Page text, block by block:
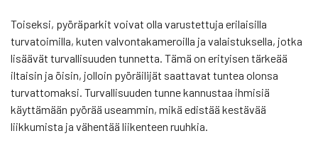
Toiseksi, pyöräparkit voivat olla varustettuja erilaisilla
turvatoimilla, kuten valvontakameroilla ja valaistuksella, jotka
lisäävät turvallisuuden tunnetta. Tämä on erityisen tärkeää
iltaisin ja öisin, jolloin pyöräilijät saattavat tuntea olonsa
turvattomaksi. Turvallisuuden tunne kannustaa ihmisiä
käyttämään pyörää useammin, mikä edistää kestävää
liikkumista ja vähentää liikenteen ruuhkia.